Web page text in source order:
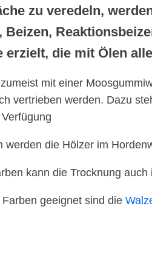
zu veredeln,
Beizen,
erzielt, die mit Ölen
mit einer
vertrieben werden. Dazu
werden die Hölzer im
kann die Trocknung
geeignet sind die